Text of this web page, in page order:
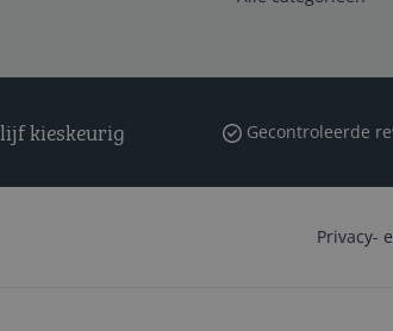
kieskeurig Gecontroleerde
Privacy-